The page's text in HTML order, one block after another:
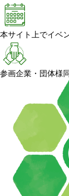
本サイト上でイベ
参画企業・団体様